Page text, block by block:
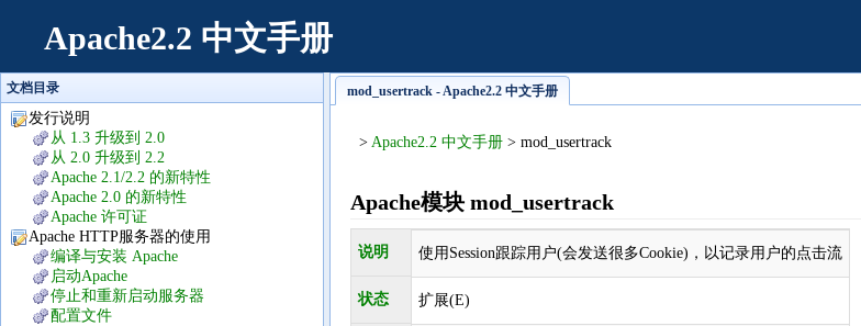
Apache2.2 中文手册
文档目录
发行说明
从 1.3 升级到 2.0
从 2.0 升级到 2.2
Apache 2.1/2.2 的新特性
Apache 2.0 的新特性
Apache 许可证
Apache HTTP服务器的使用
编译与安装 Apache
启动Apache
停止和重新启动服务器
配置文件
mod_usertrack - Apache2.2 中文手册
> Apache2.2 中文手册 > mod_usertrack
Apache模块 mod_usertrack
说明 使用Session跟踪用户(会发送很多Cookie)，以记录用户的点击流
状态 扩展(E)